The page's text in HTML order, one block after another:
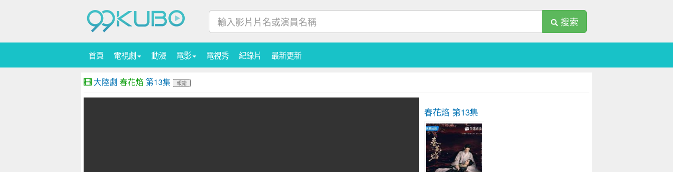
搜索
首頁 電視劇 動漫 電影 電視秀 紀錄片 最新更新
大陸劇 春花焰 第13集 報錯
春花焰 第13集